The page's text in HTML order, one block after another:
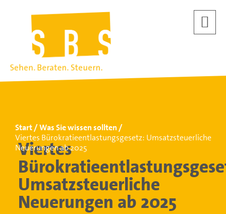
Start
Was Sie wissen sollten
Viertes Bürokratieentlastungsgesetz: Umsatzsteuerliche
Neuerungen ab 2025
Viertes
Umsatzsteuerliche
Neuerungen ab 2025